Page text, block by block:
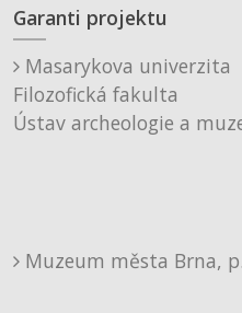
Garanti projektu
Masarykova univerzita
Filozofická fakulta
Ústav archeologie a
Muzeum města Brna,